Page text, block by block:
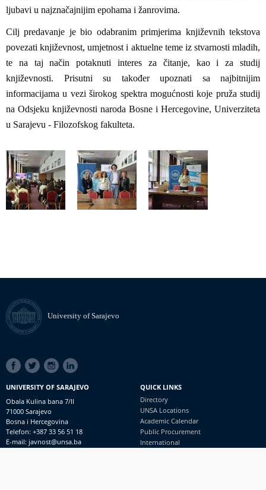
ljubavi u najznačajnijim epohama i žanrovima.
Cilj predavanje je bio odabranim primjerima književnih tekstova
povezati književnost, umjetnost i aktuelne teme iz stvarnosti mladih,
te na taj način potaknuti interes za čitanje, kao i za studij
književnosti. Prisutni su također upoznati sa najbitnijim
informacijama u vezi širokog spektra mogućnosti koje pruža studij
na Odsjeku književnosti naroda Bosne i Hercegovine, Univerziteta
u Sarajevu - Filozofskog fakulteta.
University of Sarajevo
SOCIAL
LINKS
UNIVERSITY OF SARAJEVO
Obala Kulina bana 7/II
71000 Sarajevo
Bosna i Hercegovina
Telefon: +387 33 56 51 18
E-mail: javnost@unsa.ba
QUICK LINKS
Directory
UNSA Locations
Academic Calendar
Public Procurement
International